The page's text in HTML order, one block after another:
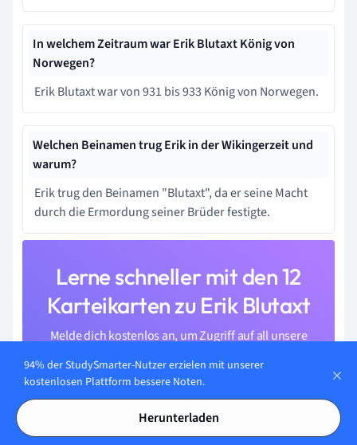
In welchem Zeitraum war Erik Blutaxt König von
Norwegen?
Erik Blutaxt war von 931 bis 933 König von Norwegen.
Welchen Beinamen trug Erik in der Wikingerzeit und
warum?
Erik trug den Beinamen "Blutaxt", da er seine Macht
durch die Ermordung seiner Brüder festigte.
Lerne schneller mit den 12
Karteikarten zu Erik Blutaxt
Melde dich kostenlos an, um Zugriff auf all unsere
94% der StudySmarter-Nutzer erzielen mit unserer
kostenlosen Plattform bessere Noten.
Herunterladen